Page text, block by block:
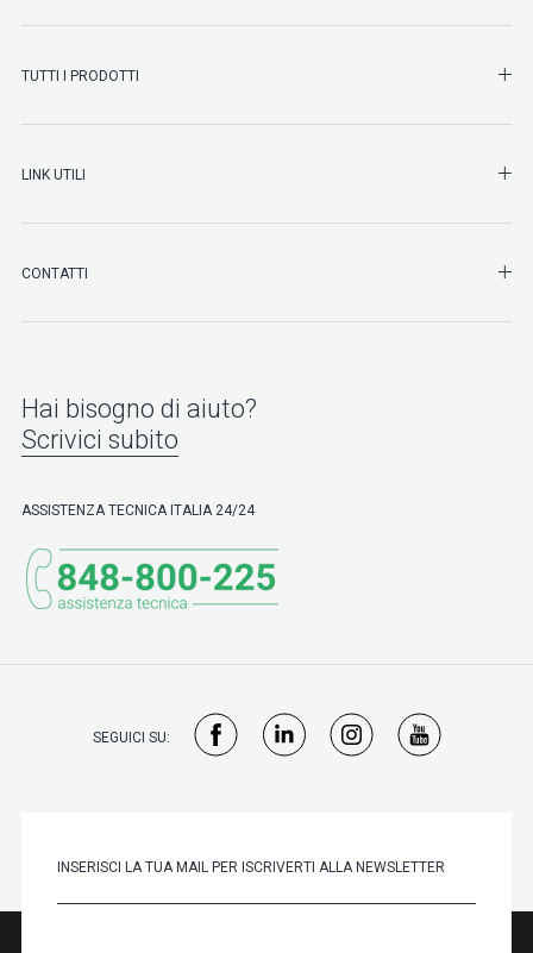
TUTTI I PRODOTTI
LINK UTILI
CONTATTI
Hai bisogno di aiuto?
Scrivici subito
ASSISTENZA TECNICA ITALIA 24/24
SEGUICI SU: